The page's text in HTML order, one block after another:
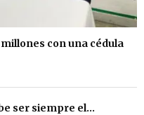
con una cédula
ser siempre el...